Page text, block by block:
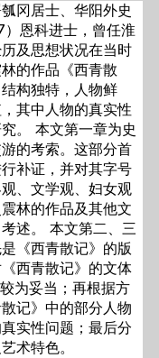
冈居士、华阳外史
恩科进士，曾任淮
及思想状况在当时
的作品《西青散
构独特，人物鲜
其中人物的真实性
。 本文第一章为史
的考索。这部分首
补证，并对其字号
、文学观、妇女观
林的作品及其他文
述。 本文第二、三
《西青散记》的版
西青散记》的文体
为妥当；再根据方
记》中的部分人物
实性问题；最后分
术特色。